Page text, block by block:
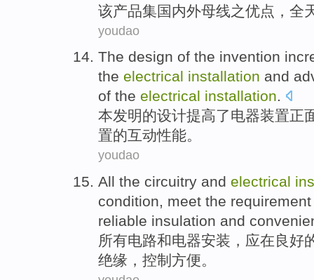
该产品集国内外母线之优点 ， 全
youdao
The design of the invention
the electrical installation and
of the electrical installation.
本发明的设计提高了电器装置正
置的互动性能。
youdao
All the circuitry and electrical
condition, meet the requirement
reliable insulation and
所有电路和电器安装 ， 应在良好
绝缘 ， 控制 方便。